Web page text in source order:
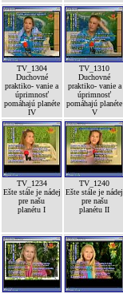
TV_1304
Duchovné
praktiko- vanie a
úprimnosť
pomáhajú planéte
IV
TV_1310
Duchovné
praktiko- vanie a
úprimnosť
pomáhajú planéte
V
TV_1234
Ešte stále je nádej
pre našu
planétu I
TV_1240
Ešte stále je nádej
pre našu
planétu II